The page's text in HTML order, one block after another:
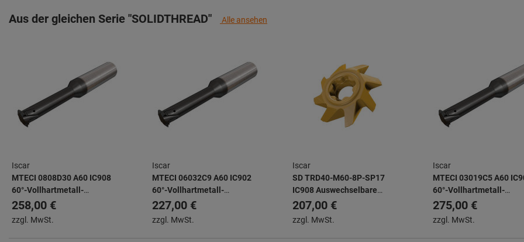
Aus der gleichen Serie "SOLIDTHREAD" Alle ansehen
Iscar
MTECI 0808D30 A60 IC908
60°-Vollhartmetall-
Gewindewirbler mit innerer
Kühlmittelzufuhr für die
Herstellung von Innen- oder
Außengewinden
258,00 €
zzgl. MwSt.
Iscar
MTECI 06032C9 A60 IC902
60°-Vollhartmetall-
Gewindewirbler mit innerer
Kühlmittelzufuhr für die
Herstellung von Innen- oder
Außengewinden
227,00 €
zzgl. MwSt.
Iscar
SD TRD40-M60-8P-SP17
IC908 Auswechselbare
Vollhartmetall-
Gewindefräsköpfe für 60°
Teilprofil-Gewinde
207,00 €
zzgl. MwSt.
Iscar
MTECI 03019C5 A60
60°-Vollhartmetall-
Gewindewirbler mit
Kühlmittelzufuhr für die
Herstellung von Innen-
Außengewinden
275,00 €
zzgl. MwSt.